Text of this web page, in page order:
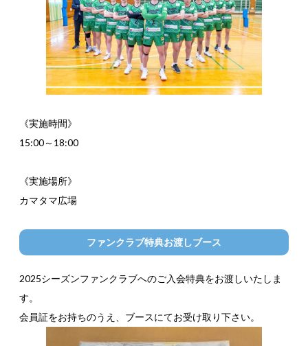
《実施時間》
15:00～18:00
《実施場所》
カマタマ広場
ファンクラブ特典お渡しブース
2025シーズンファンクラブへのご入会特典をお渡しいたしま
す。
会員証をお持ちのうえ、ブースにてお受け取り下さい。